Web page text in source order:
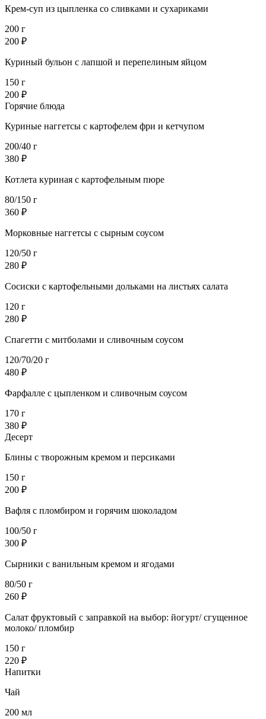
Крем-суп из цыпленка со сливками и сухариками
200 г
200 ₽
Куриный бульон с лапшой и перепелиным яйцом
150 г
200 ₽
Горячие блюда
Куриные наггетсы с картофелем фри и кетчупом
200/40 г
380 ₽
Котлета куриная с картофельным пюре
80/150 г
360 ₽
Морковные наггетсы с сырным соусом
120/50 г
280 ₽
Сосиски с картофельными дольками на листьях салата
120 г
280 ₽
Спагетти с митболами и сливочным соусом
120/70/20 г
480 ₽
Фарфалле с цыпленком и сливочным соусом
170 г
380 ₽
Десерт
Блины с творожным кремом и персиками
150 г
200 ₽
Вафля с пломбиром и горячим шоколадом
100/50 г
300 ₽
Сырники с ванильным кремом и ягодами
80/50 г
260 ₽
Салат фруктовый с заправкой на выбор: йогурт/ сгущенное
молоко/ пломбир
150 г
220 ₽
Напитки
Чай
200 мл